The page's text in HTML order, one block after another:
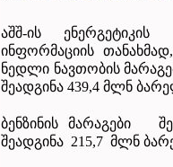
აშშ-ის
ინფორმაციის
ნედლი ნავთობის
შეადგინა 439,4 მლნ
ბენზინის მარაგები
შეადგინა 215,7 მლნ